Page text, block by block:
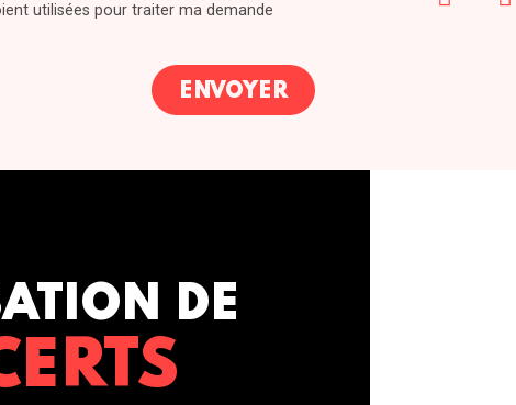
utilisées pour traiter ma demande
DE